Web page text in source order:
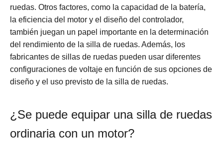
ruedas. Otros factores, como la capacidad de la batería,
la eficiencia del motor y el diseño del controlador,
también juegan un papel importante en la determinación
del rendimiento de la silla de ruedas. Además, los
fabricantes de sillas de ruedas pueden usar diferentes
configuraciones de voltaje en función de sus opciones de
diseño y el uso previsto de la silla de ruedas.
¿Se puede equipar una silla de ruedas
ordinaria con un motor?